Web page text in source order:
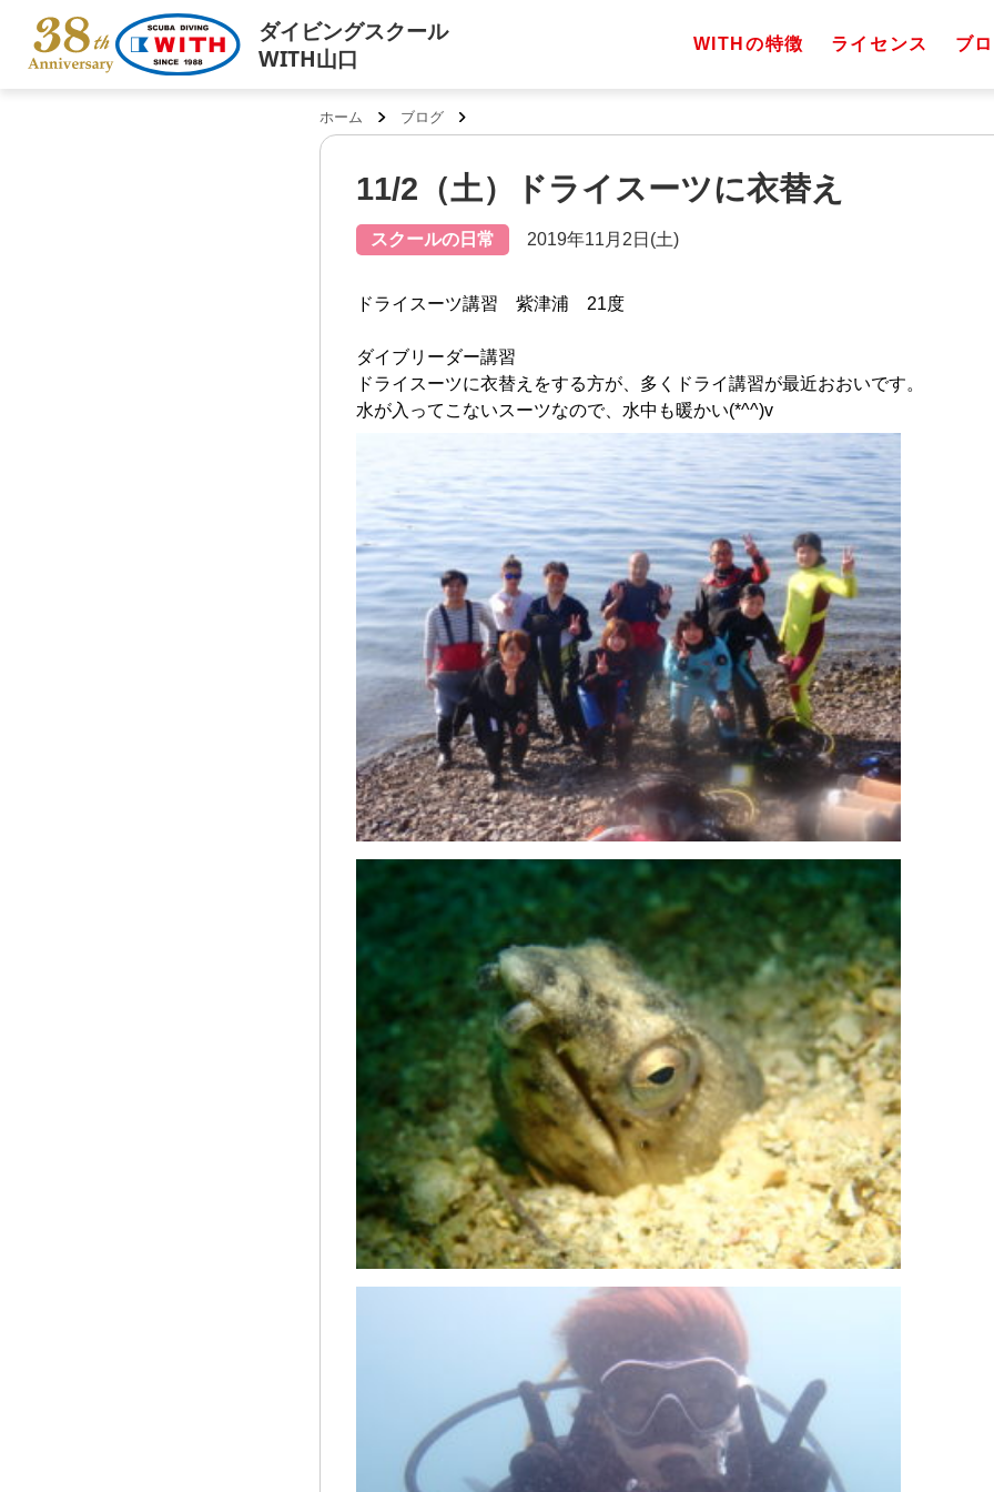
ダイビングスクール
WITH山口
WITHの特徴 ライセンス ブ
ホーム ブログ
11/2（土）ドライスーツに衣替え
スクールの日常 2019年11月2日(土)
ドライスーツ講習 紫津浦 21度
ダイブリーダー講習
ドライスーツに衣替えをする方が、多くドライ講習が最近おおいです。
水が入ってこないスーツなので、水中も暖かい(*^^)v